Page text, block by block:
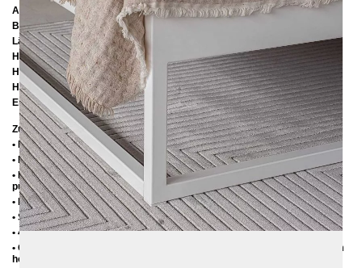
Abmessungen
Breite:166 cm
Länge:206 cm / 216 cm / 226 cm
Höhe:35 cm / 39 cm
Höhe bis zur Rahmenoberkante bei Einlegetiefe 10 cm: 35 cm
Höhe bis zur Rahmenoberkante bei Einlegetiefe 14 cm: 39 cm
Einlegetiefe = Blendenhöhe: 10 cm oder 14 cm
Zusätzliche Informationen
• Handmade
• Pulverbeschichtet
• Die Variante "Unbehandelter Stahl" wird mit einem matten Klarlack
pulverbeschichtet
• Fußstopfen aus Kunststoff
• Seitenablagen für Lattenrost 2,8 cm
• 4 cm breite Mitteltraverse
• Ohne Lattenrost (wir empfehlen bei Einlegetiefe von 10 cm max. 6-7 cm
hohe Lattenroste, damit die Matratze 3-4 cm in den Rahmen einsinkt)